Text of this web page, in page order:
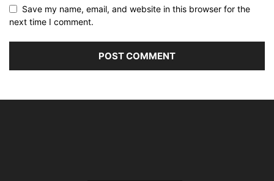
Save my name, email, and website in this browser for the
next time I comment.